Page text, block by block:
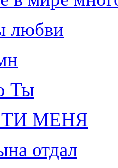
любви
Ты
МЕНЯ
отдал